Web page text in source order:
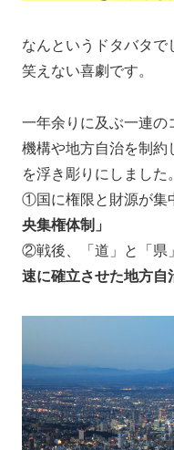
なんというドタバタで
笑えない喜劇です。
一年余りに及ぶ一連の
機構や地方自治を制約
を浮き彫りにしました。
①国に権限と財源が集
央集権体制」
②戦後、「道」と「県
速に確立させた地方自